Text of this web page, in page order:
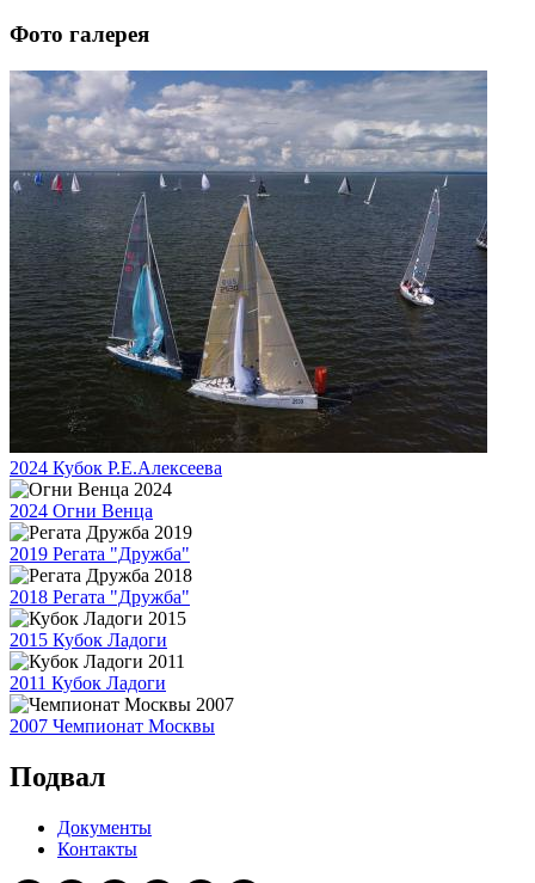
Фото галерея
2024 Кубок Р.Е.Алексеева
2024 Огни Венца
2019 Регата "Дружба"
2018 Регата "Дружба"
2015 Кубок Ладоги
2011 Кубок Ладоги
2007 Чемпионат Москвы
Подвал
Документы
Контакты